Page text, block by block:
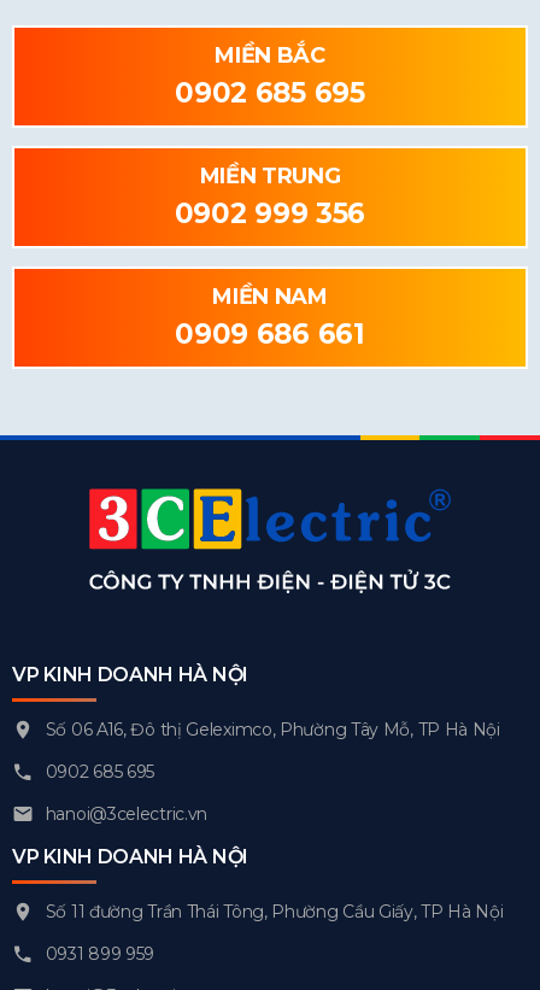
MIỀN BẮC
0902 685 695
MIỀN TRUNG
0902 999 356
MIỀN NAM
0909 686 661
VP KINH DOANH HÀ NỘI
Số 06 A16, Đô thị Geleximco, Phường Tây Mỗ, TP Hà Nội
0902 685 695
hanoi@3celectric.vn
VP KINH DOANH HÀ NỘI
Số 11 đường Trần Thái Tông, Phường Cầu Giấy, TP Hà Nội
0931 899 959